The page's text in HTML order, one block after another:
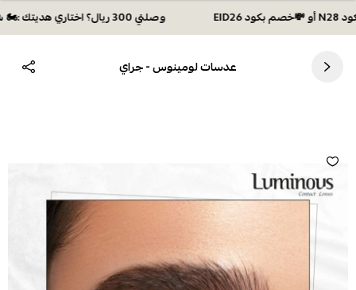
وصلتي 300 ريال؟ اختاري هديتك :🏍 شحن مجاني بكود N28 أو 💸خصم بكود EID26
عدسات لومينوس - جراي